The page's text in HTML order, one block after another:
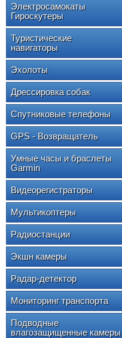
Электросамокаты
Гироскутеры
Туристические
навигаторы
Эхолоты
Дрессировка собак
Спутниковые телефоны
GPS - Возвращатель
Умные часы и браслеты
Garmin
Видеорегистраторы
Мультикоптеры
Радиостанции
Экшн камеры
Радар-детектор
Мониторинг транспорта
Подводные
влагозащищенные камеры